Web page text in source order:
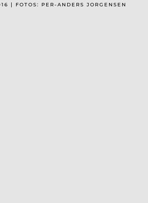
| FOTOS: PER-ANDERS JORGENSEN